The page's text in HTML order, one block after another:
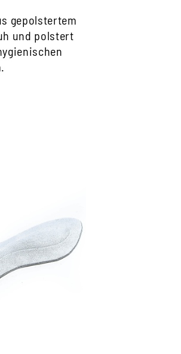
gepolstertem
und polstert